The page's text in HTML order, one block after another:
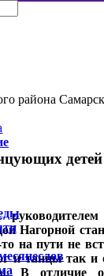
района
детей
Нагорной
то на пути не
и танцы так и
В отличие